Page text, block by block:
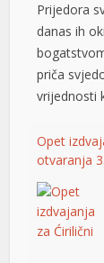
Prijedora
danas ih
priča
vrijednosti
Opet
otvaranja